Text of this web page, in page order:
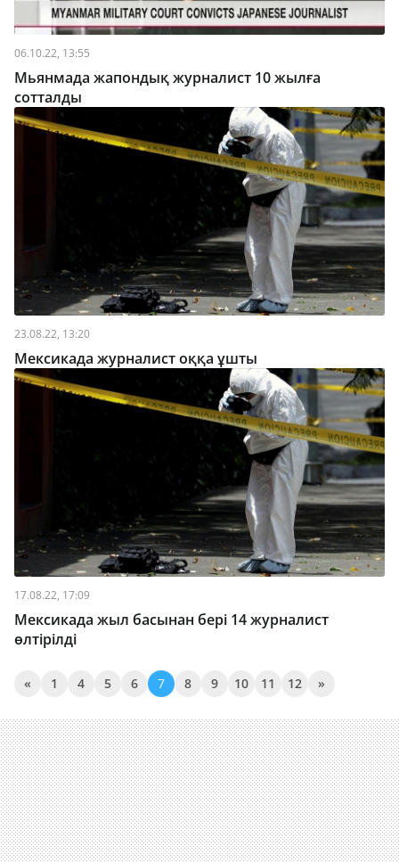
06.10.22, 13:55
Мьянмада жапондық журналист 10 жылға
сотталды
23.08.22, 13:20
Мексикада журналист оққа ұшты
17.08.22, 17:09
Мексикада жыл басынан бері 14 журналист
өлтірілді
« 1 4 5 6 7 8 9 10 11 12 »